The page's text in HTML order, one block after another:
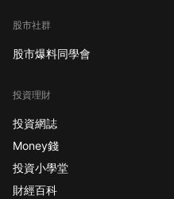
股市社群
股市爆料同學會
投資理財
投資網誌
Money錢
投資小學堂
財經百科